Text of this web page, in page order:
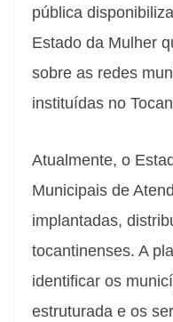
pública
Estado da Mulher
sobre as redes
instituídas no
Atualmente, o
Municipais de
implantadas,
tocantinenses. A
identificar os
estruturada e os